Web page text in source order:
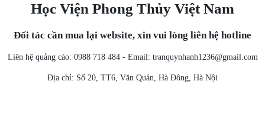
Học Viện Phong Thủy Việt Nam
Đối tác cần mua lại website, xin vui lòng liên hệ hotline
Liên hệ quảng cáo: 0988 718 484 - Email: tranquynhanh1236@gmail.com
Địa chỉ: Số 20, TT6, Văn Quán, Hà Đông, Hà Nội